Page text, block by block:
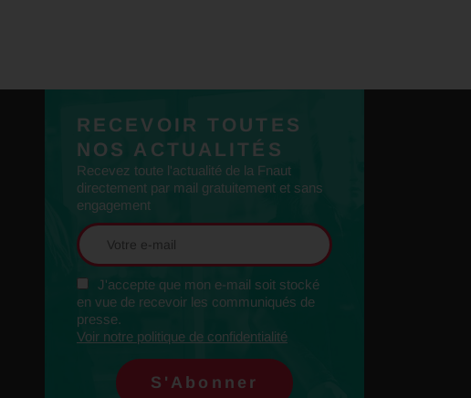
RECEVOIR TOUTES
NOS ACTUALITÉS
Recevez toute l'actualité de la Fnaut
directement par mail gratuitement et sans
engagement
J'accepte que mon e-mail soit stocké
en vue de recevoir les communiqués de
presse.
Voir notre politique de confidentialité